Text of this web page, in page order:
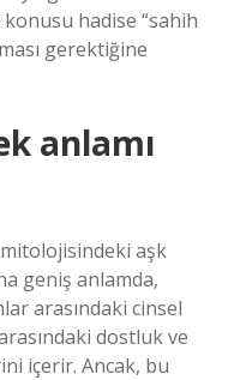
hadise “sahih
gerektiğine
anlamı
aşk
geniş anlamda,
arasındaki cinsel
dostluk ve
içerir. Ancak, bu